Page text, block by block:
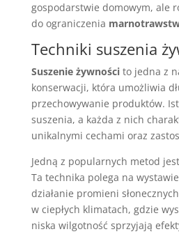
gospodarstwie domowym, ale
do ograniczenia
Techniki suszenia
Suszenie żywnościto jedna z
konserwacji, która umożliwia
przechowywanie produktów.
suszenia, a każda z nich
unikalnymi cechami oraz
Jedną z popularnych metod jest
Ta technika polega na
działanie promieni
w ciepłych klimatach, gdzie
niska wilgotność sprzyjają